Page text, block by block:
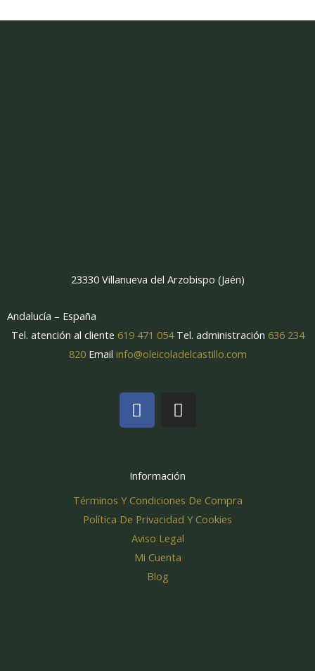
23330 Villanueva del Arzobispo (Jaén)
Andalucía – España
Tel. atención al cliente 619 471 054Tel. administración 636 234
820Email info@oleicoladelcastillo.com
F
a
c
b
o
o
k
I
n
a
g
r
a
m
Información
Términos Y Condiciones De Compra
Política De Privacidad Y Cookies
Aviso Legal
Mi Cuenta
Blog